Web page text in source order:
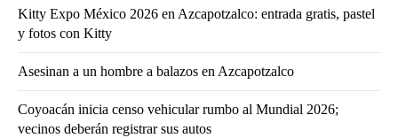
Kitty Expo México 2026 en Azcapotzalco: entrada gratis, pastel
y fotos con Kitty
Asesinan a un hombre a balazos en Azcapotzalco
Coyoacán inicia censo vehicular rumbo al Mundial 2026;
vecinos deberán registrar sus autos